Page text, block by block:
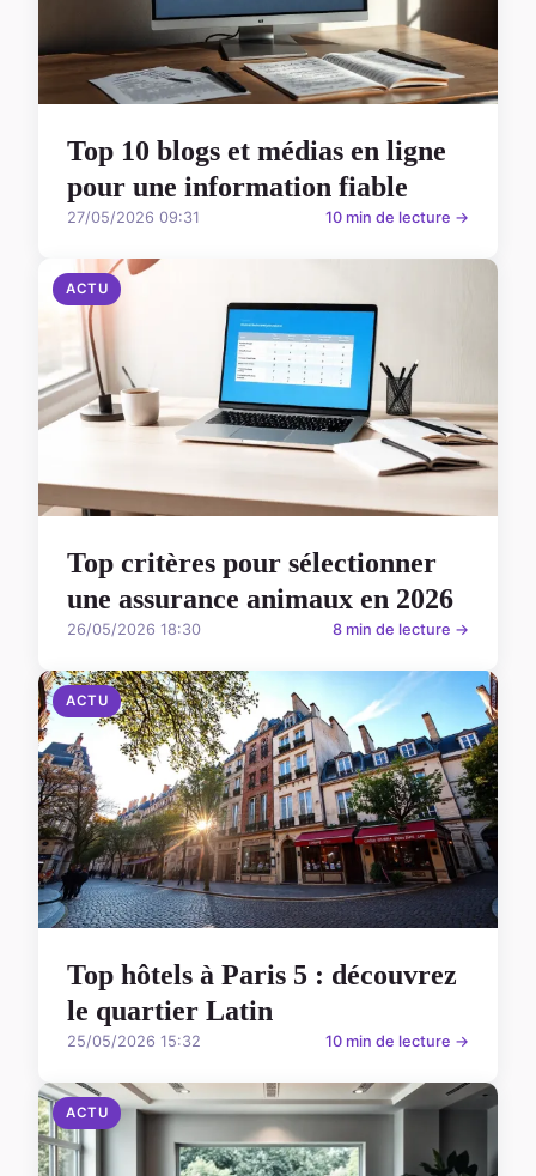
Top 10 blogs et médias en ligne
pour une information fiable
27/05/2026 09:31 10 min de lecture →
ACTU
Top critères pour sélectionner
une assurance animaux en 2026
26/05/2026 18:30 8 min de lecture →
ACTU
Top hôtels à Paris 5 : découvrez
le quartier Latin
25/05/2026 15:32 10 min de lecture →
ACTU